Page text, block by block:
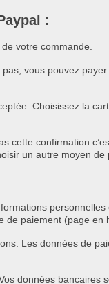
:
votre commande.
vous pouvez
Choisissez la
cette confirmation
un autre moyen de
de paiement (page en
Les données de
données bancaires